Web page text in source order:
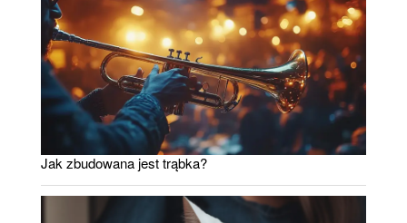
Jak zbudowana jest trąbka?